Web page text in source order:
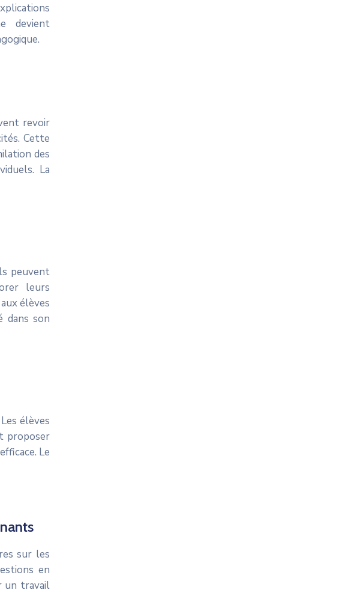
devient
revoir
Cette
des
La
peuvent
leurs
élèves
dans son
élèves
proposer
Le
sur les
en
un travail